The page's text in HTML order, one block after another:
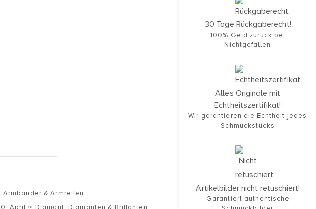
,Armbänder & Armreifen
30 Tage Rückgaberecht!
100% Geld zurück bei
Nichtgefallen
Alles Originale mit
Echtheitszertifikat!
Wir garantieren die Echtheit jedes
Schmuckstücks
Artikelbilder nicht retuschiert!
Garantiert authentische